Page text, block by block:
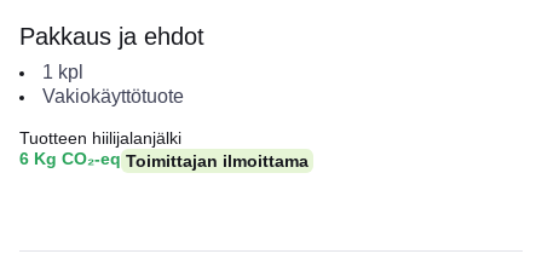
Pakkaus ja ehdot
1 kpl
Vakiokäyttötuote
Tuotteen hiilijalanjälki
6 Kg CO₂-eq Toimittajan ilmoittama